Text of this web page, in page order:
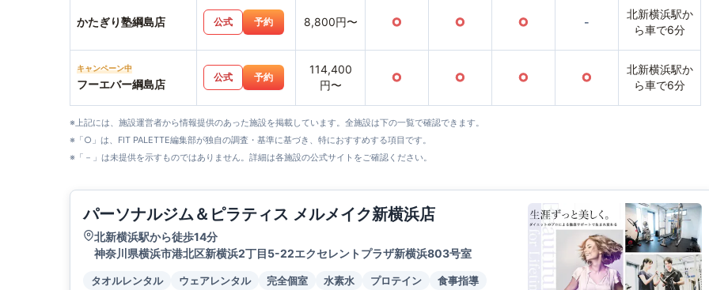
かたぎり塾綱島店 公式 予約 8,800円〜 ○ ○ ○ -
北新横浜駅か
ら車で6分
キャンペーン中
フーエバー綱島店
公式 予約
114,400
円〜
○ ○ ○ ○
北新横浜駅か
ら車で6分
※上記には、施設運営者から情報提供のあった施設を掲載しています。全施設は下の一覧で確認できます。
※「○」は、FIT PALETTE編集部が独自の調査・基準に基づき、特におすすめする項目です。
※「－」は未提供を示すものではありません。詳細は各施設の公式サイトをご確認ください。
パーソナルジム＆ピラティス メルメイク新横浜店
北新横浜駅から徒歩14分
神奈川県横浜市港北区新横浜2丁目5-22エクセレントプラザ新横浜803号室
タオルレンタル ウェアレンタル 完全個室 水素水 プロテイン
食事指導